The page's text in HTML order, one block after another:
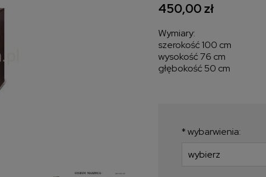
450,00 zł
Wymiary:
szerokość 100 cm
wysokość 76 cm
głębokość 50 cm
*wybarwienia: